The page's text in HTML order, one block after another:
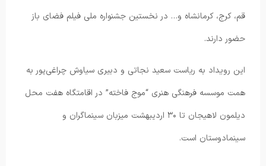
قم، کرج، کرمانشاه و… در نخستین جشنواره ملی فیلم فضای باز
حضور دارند.
این رویداد به ریاست سعید نجاتی و دبیری سیاوش چراغی‌پور به
همت موسسه فرهنگی هنری “موج فاخته” در اقامتگاه هفت محل
دیلمون لاهیجان تا ۳۰ اردیبهشت میزبان سینماگران و
سینمادوستان است.